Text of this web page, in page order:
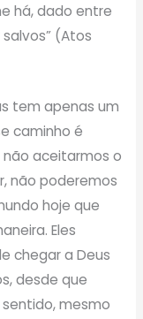
há, dado entre
(Atos
tem apenas um
caminho é
não aceitarmos o
não poderemos
hoje que
Eles
chegar a Deus
desde que
mesmo